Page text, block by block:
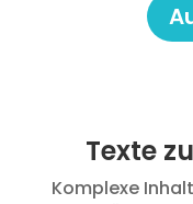
Texte
Komplexe